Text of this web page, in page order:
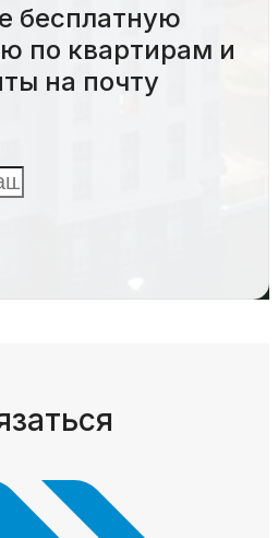
бесплатную
по квартирам и
на почту